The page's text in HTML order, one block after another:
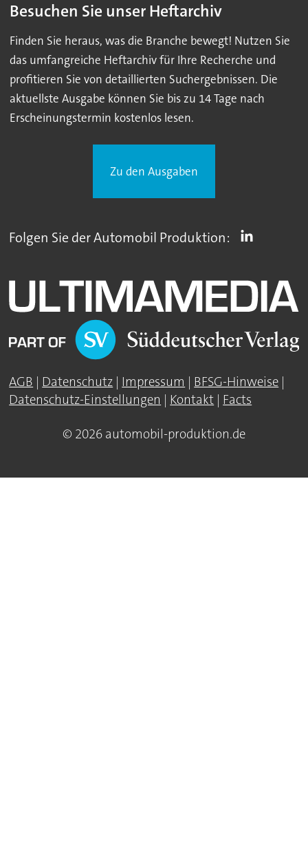
Besuchen Sie unser Heftarchiv
Finden Sie heraus, was die Branche bewegt! Nutzen Sie
das umfangreiche Heftarchiv für Ihre Recherche und
profitieren Sie von detaillierten Suchergebnissen. Die
aktuellste Ausgabe können Sie bis zu 14 Tage nach
Erscheinungstermin kostenlos lesen.
Zu den Ausgaben
Folgen Sie der Automobil Produktion:
AGB | Datenschutz | Impressum | BFSG-Hinweise |
Datenschutz-Einstellungen | Kontakt | Facts
© 2026 automobil-produktion.de